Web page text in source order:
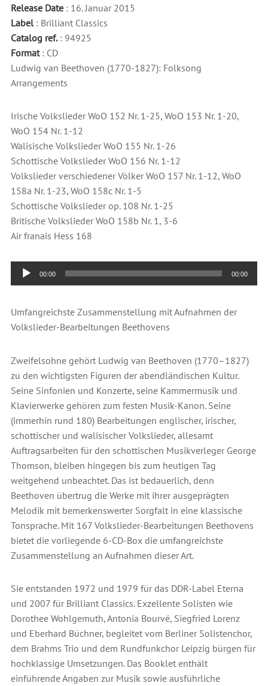
Release Date: 16. Januar 2015
Label : Brilliant Classics
Catalog ref.: 94925
Format: CD
Ludwig van Beethoven (1770-1827): Folksong
Arrangements
Irische Volkslieder WoO 152 Nr. 1-25, WoO 153 Nr. 1-20,
WoO 154 Nr. 1-12
Walisische Volkslieder WoO 155 Nr. 1-26
Schottische Volkslieder WoO 156 Nr. 1-12
Volkslieder verschiedener Völker WoO 157 Nr. 1-12, WoO
158a Nr. 1-23, WoO 158c Nr. 1-5
Schottische Volkslieder op. 108 Nr. 1-25
Britische Volkslieder WoO 158b Nr. 1, 3-6
Air franais Hess 168
Audio-
Player
00:00 00:00
Umfangreichste Zusammenstellung mit Aufnahmen der
Volkslieder-Bearbeitungen Beethovens
Zweifelsohne gehört Ludwig van Beethoven (1770–1827)
zu den wichtigsten Figuren der abendländischen Kultur.
Seine Sinfonien und Konzerte, seine Kammermusik und
Klavierwerke gehören zum festen Musik-Kanon. Seine
(immerhin rund 180) Bearbeitungen englischer, irischer,
schottischer und walisischer Volkslieder, allesamt
Auftragsarbeiten für den schottischen Musikverleger George
Thomson, bleiben hingegen bis zum heutigen Tag
weitgehend unbeachtet. Das ist bedauerlich, denn
Beethoven übertrug die Werke mit ihrer ausgeprägten
Melodik mit bemerkenswerter Sorgfalt in eine klassische
Tonsprache. Mit 167 Volkslieder-Bearbeitungen Beethovens
bietet die vorliegende 6-CD-Box die umfangreichste
Zusammenstellung an Aufnahmen dieser Art.
Sie entstanden 1972 und 1979 für das DDR-Label Eterna
und 2007 für Brilliant Classics. Exzellente Solisten wie
Dorothee Wohlgemuth, Antonia Bourvé, Siegfried Lorenz
und Eberhard Büchner, begleitet vom Berliner Solistenchor,
dem Brahms Trio und dem Rundfunkchor Leipzig bürgen für
hochklassige Umsetzungen. Das Booklet enthält
einführende Angaben zur Musik sowie ausführliche